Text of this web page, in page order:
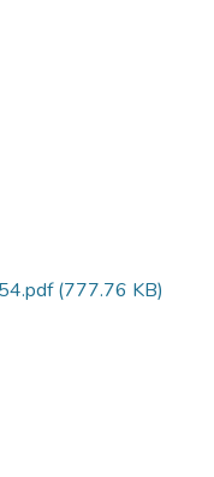
(777.76 KB)